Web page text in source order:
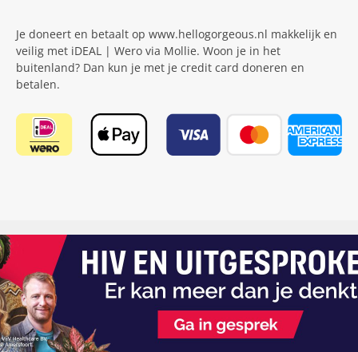
Je doneert en betaalt op www.hellogorgeous.nl makkelijk en
veilig met iDEAL | Wero via Mollie. Woon je in het
buitenland? Dan kun je met je credit card doneren en
betalen.